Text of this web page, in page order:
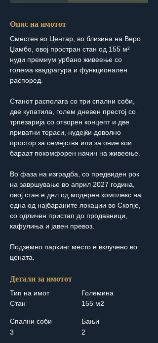
Опис на имотот
Сместен во Центар, во близина на Веро
Џамбо, овој простран стан од 155 м²
нуди премиум урбано живеење со
голема квадратура и функционален
распоред.
Станот располага со три спални соби,
две купатила, голем дневен престој со
трпезарија со отворен концепт и две
приватни тераси, нудејќи доволно
простор за семејства или за оние кои
бараат покомфорен начин на живеење.
Во фаза на изградба, со предвиден рок
на завршување во април 2027 година,
овој стан е дел од модерен комплекс на
една од најбараните локации во Скопје,
со одличен пристап до продавници,
кафулиња и јавен превоз.
Подземно паркинг место е вклучено во
цената.
Детали за имотот
Тип на имот
Стан
Големина
155 м2
Спални соби
3
Бањи
2